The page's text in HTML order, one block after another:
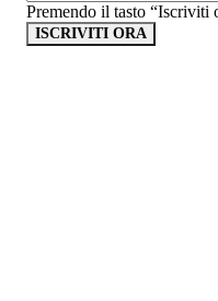
Premendo il tasto “Iscriviti
ISCRIVITI ORA